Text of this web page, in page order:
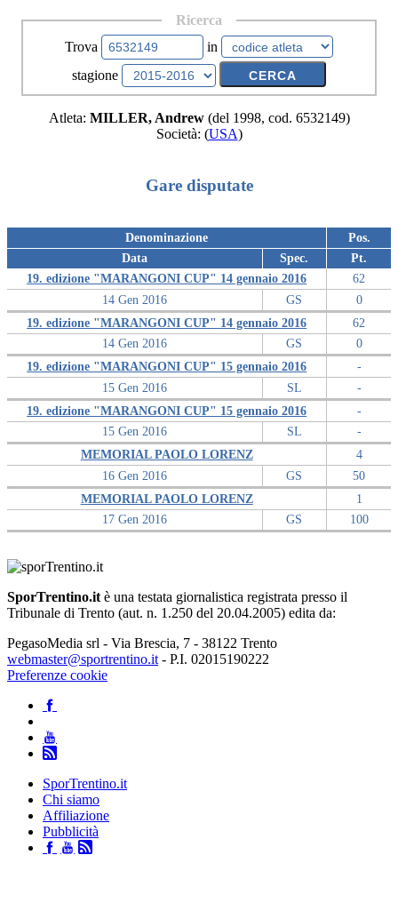
Ricerca
Trova
in
stagione
Atleta: MILLER, Andrew(del 1998, cod. 6532149)
Società: (USA)
Gare disputate
Data
Denominazione
Spec.
Pos.
Pt.
14 Gen 2016
19. edizione "MARANGONI CUP" 14 gennaio 2016
GS
62
0
14 Gen 2016
19. edizione "MARANGONI CUP" 14 gennaio 2016
GS
62
0
15 Gen 2016
19. edizione "MARANGONI CUP" 15 gennaio 2016
SL
-
-
15 Gen 2016
19. edizione "MARANGONI CUP" 15 gennaio 2016
SL
-
-
16 Gen 2016
MEMORIAL PAOLO LORENZ
GS
4
50
17 Gen 2016
MEMORIAL PAOLO LORENZ
GS
1
100
SporTrentino.it è una testata giornalistica registrata presso il
Tribunale di Trento (aut. n. 1.250 del 20.04.2005) edita da:
PegasoMedia srl - Via Brescia, 7 - 38122 Trento
webmaster@sportrentino.it - P.I. 02015190222
Preferenze cookie
SporTrentino.it
Chi siamo
Affiliazione
Pubblicità